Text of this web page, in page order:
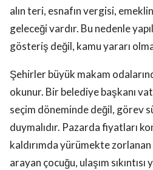
alın teri, esnafın vergisi,
geleceği vardır. Bu nedenle
gösteriş değil, kamu yararı
Şehirler büyük makam
okunur. Bir belediye başkanı
seçim döneminde değil, görev
duymalıdır. Pazarda fiyatları
kaldırımda yürümekte zorlanan
arayan çocuğu, ulaşım